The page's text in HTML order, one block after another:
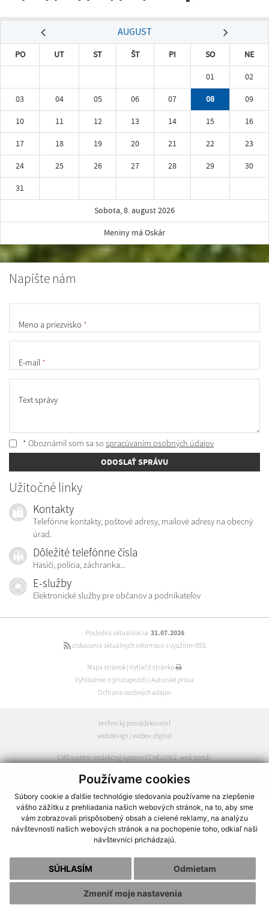
Používame cookies
Súbory cookie a ďalšie technológie sledovania používame na zlepšenie
vášho zážitku z prehliadania našich webových stránok, na to, aby sme
vám zobrazovali prispôsobený obsah a cielené reklamy, na analýzu
návštevnosti našich webových stránok a na pochopenie toho, odkiaľ naši
návštevníci prichádzajú.
SÚHLASÍM Odmietam
Zmeniť moje nastavenia
AUGUST
PO UT ST ŠT PI SO
NE
01
02
03
04 05 06 07 08
09
10
11 12 13 14 15
16
17
18 19 20 21 22
23
24
25 26 27 28 29
30
31
Sobota, 8. august 2026
Meniny má Oskár
Napíšte nám
Meno a priezvisko *
E-mail *
Text správy
* Oboznámil som sa so spracúvaním osobných údajov
ODOSLAŤ SPRÁVU
Užitočné linky
Kontakty
Telefónne kontakty, poštové adresy, mailové adresy na obecný
úrad.
Dôležité telefónne čísla
Hasiči, polícia, záchranka...
E-služby
Elektronické služby pre občanov a podnikateľov
Posledná aktualizácia: 31.07.2026
získavania aktuálnych informácií s využitím RSS
Mapa stránok Vytlačiť stránku
Vyhlásenie o prístupnosti Autorské práva
Ochrana osobných údajov
technický prevádzkovateľ
webdesign webex.digital
CMS systém (redakčný) systém ECHELON 2,web portál,
spoločnosť webex.digital